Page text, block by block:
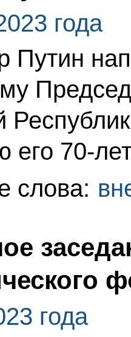
года
Путин
его 70-
слова:
года